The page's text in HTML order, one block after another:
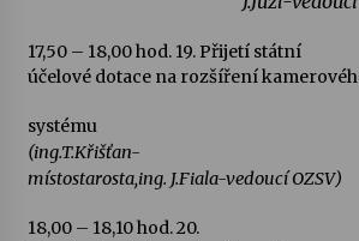
17,50 – 18,00 hod. 19. Přijetí státní
účelové dotace na rozšíření
systému
(ing.T.Křišťan-
místostarosta,ing. J.Fiala-vedoucí OZSV)
18,00 – 18,10 hod.20.